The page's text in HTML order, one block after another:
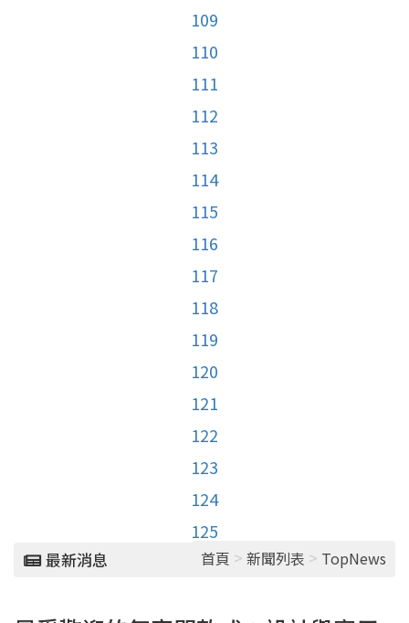
109
110
111
112
113
114
115
116
117
118
119
120
121
122
123
124
125
最新消息 首頁 > 新聞列表 > TopNews